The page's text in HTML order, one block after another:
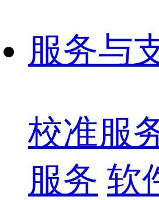
服务与
校准服
服务 软